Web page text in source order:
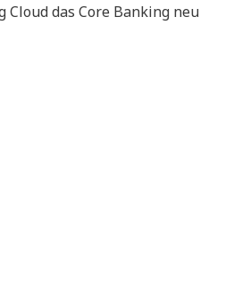
Cloud das Core Banking neu